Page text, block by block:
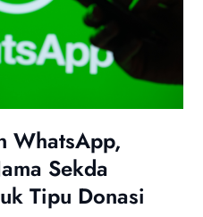
WhatsApp,
Sekda
Tipu Donasi